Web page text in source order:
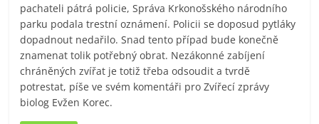
pachateli pátrá policie, Správa Krkonošského národního
parku podala trestní oznámení. Policii se doposud pytláky
dopadnout nedařilo. Snad tento případ bude konečně
znamenat tolik potřebný obrat. Nezákonné zabíjení
chráněných zvířat je totiž třeba odsoudit a tvrdě
potrestat, píše ve svém komentáři pro Zvířecí zprávy
biolog Evžen Korec.